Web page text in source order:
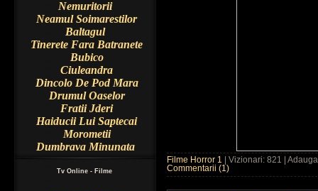
Nemuritorii
Neamul Soimarestilor
Baltagul
Tinerete Fara Batranete
Bubico
Ciuleandra
Dincolo De Pod Mara
Drumul Oaselor
Fratii Jderi
Haiducii Lui Saptecai
Morometii
Dumbrava Minunata
Tv Online - Filme
Filme Horror 1
| Vizionari: 821 |
Commentarii (1)